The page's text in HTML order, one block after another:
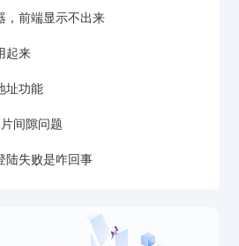
，前端显示不出来
起来
址功能
间隙问题
陆失败是咋回事